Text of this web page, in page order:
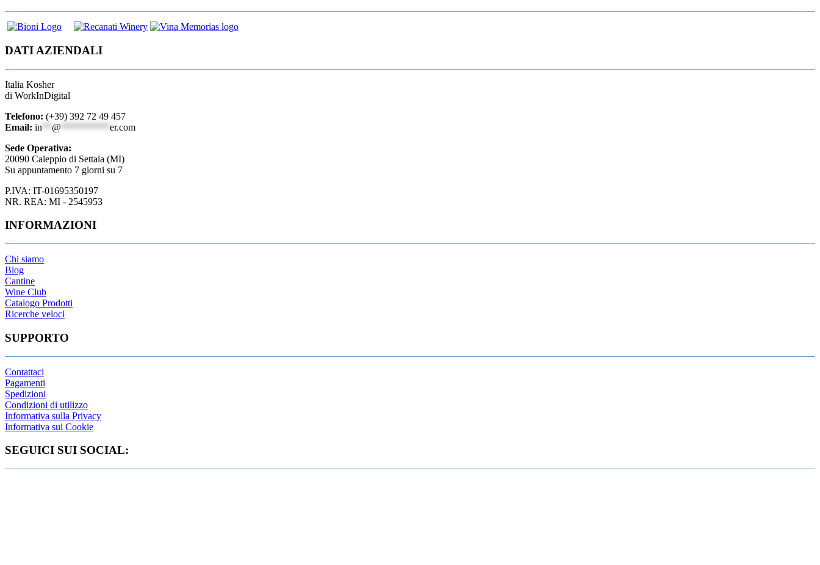
DATI AZIENDALI
Italia Kosher
di WorkInDigital
Telefono: (+39) 392 72 49 457
Email: in @
er.com
Sede Operativa:
20090 Caleppio di Settala (MI)
Su appuntamento 7 giorni su 7
P.IVA: IT-01695350197
NR. REA: MI - 2545953
INFORMAZIONI
Chi siamo
Blog
Cantine
Wine Club
Catalogo Prodotti
Ricerche veloci
SUPPORTO
Contattaci
Pagamenti
Spedizioni
Condizioni di utilizzo
Informativa sulla Privacy
Informativa sui Cookie
SEGUICI SUI SOCIAL: